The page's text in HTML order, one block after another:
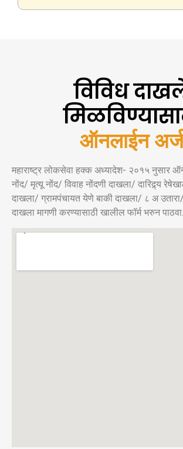
विविध
ऑनलाईन अर्ज
महाराष्ट्र लोकसेवा हक्क अध्यादेश- २०१५ नुसार
नोंद/ मृत्यू नोंद/ विवाह नोंदणी दाखला/ दारिद्र्य
दाखला/ ग्रामपंचायत येणे बाकी दाखला/ ८ अ उतारा/
दाखला मागणी करण्यासाठी खालील फॉर्म भरुन पाठवा.